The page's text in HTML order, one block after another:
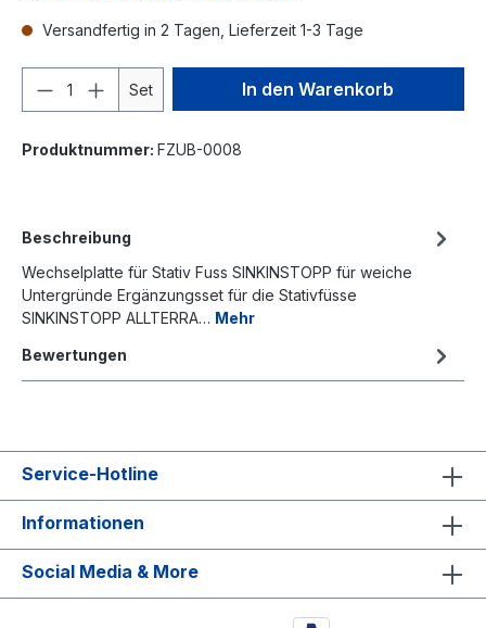
Versandfertig in 2 Tagen, Lieferzeit 1-3 Tage
Set In den Warenkorb
Produktnummer: FZUB-0008
Beschreibung
Wechselplatte für Stativ Fuss SINKINSTOPP für weiche
Untergründe Ergänzungsset für die Stativfüsse
SINKINSTOPP ALLTERRA… Mehr
Bewertungen
Service-Hotline
Informationen
Social Media & More